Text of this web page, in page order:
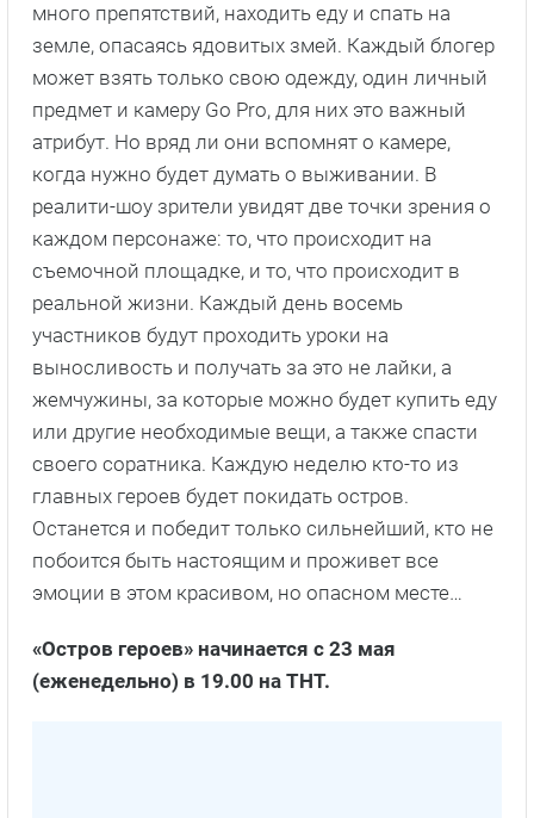
много препятствий, находить еду и спать на
земле, опасаясь ядовитых змей. Каждый блогер
может взять только свою одежду, один личный
предмет и камеру Go Pro, для них это важный
атрибут. Но вряд ли они вспомнят о камере,
когда нужно будет думать о выживании. В
реалити-шоу зрители увидят две точки зрения о
каждом персонаже: то, что происходит на
съемочной площадке, и то, что происходит в
реальной жизни. Каждый день восемь
участников будут проходить уроки на
выносливость и получать за это не лайки, а
жемчужины, за которые можно будет купить еду
или другие необходимые вещи, а также спасти
своего соратника. Каждую неделю кто-то из
главных героев будет покидать остров.
Останется и победит только сильнейший, кто не
побоится быть настоящим и проживет все
эмоции в этом красивом, но опасном месте…
«Остров героев» начинается с 23 мая
(еженедельно) в 19.00 на ТНТ.